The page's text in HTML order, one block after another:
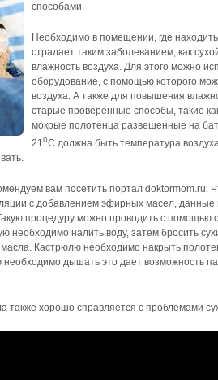
способами.
Необходимо в помещении, где
страдает таким заболеванием, как
влажность воздуха. Для этого можно
оборудование, с помощью которого
воздуха. А также для повышения
старые проверенные способы, такие
мокрые полотенца развешенные на
210C должна быть температура
вам посетить портал doktormom.ru.
с добавлением эфирных масел,
процедуру можно проводить с помощью
необходимо налить воду, затем бросить
Кастрюлю необходимо накрыть
необходимо дышать это дает возможность
также хорошо справляется с проблемами